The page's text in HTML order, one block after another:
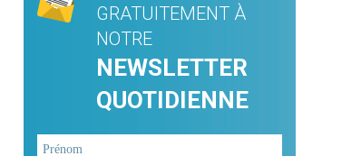
GRATUITEMENT À
NOTRE
NEWSLETTER
QUOTIDIENNE